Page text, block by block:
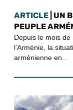
ARTICLE | UN
PEUPLE
Depuis le mois
l’Arménie, la
arménienne en...